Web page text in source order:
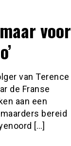
voor
van Terence
de Franse
aan een
bereid
[…]